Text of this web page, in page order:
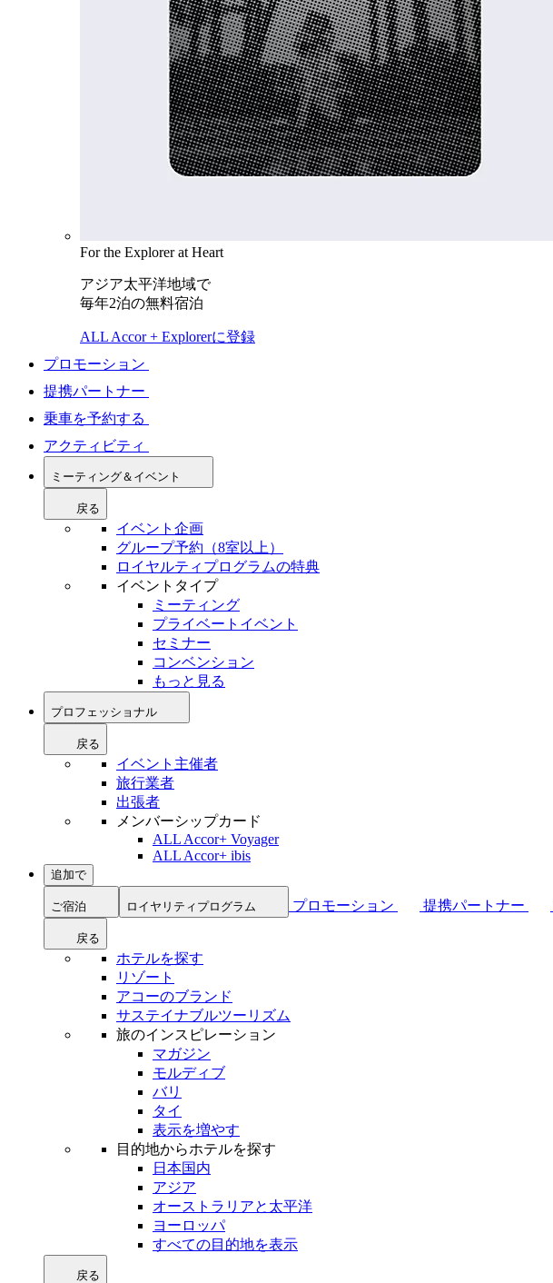
For the Explorer at Heart
アジア太平洋地域で
毎年2泊の無料宿泊
ALL Accor + Explorerに登録
プロモーション
提携パートナー
乗車を予約する
アクティビティ
ミーティング＆イベント
戻る
イベント企画
グループ予約（8室以上）
ロイヤルティプログラムの特典
イベントタイプ
ミーティング
プライベートイベント
セミナー
コンベンション
もっと見る
プロフェッショナル
戻る
イベント主催者
旅行業者
出張者
メンバーシップカード
ALL Accor+ Voyager
ALL Accor+ ibis
追加で
ご宿泊 ロイヤリティプログラム プロモーション 提携パートナー
戻る
ホテルを探す
リゾート
アコーのブランド
サステイナブルツーリズム
旅のインスピレーション
マガジン
モルディブ
バリ
タイ
表示を増やす
目的地からホテルを探す
日本国内
アジア
オーストラリアと太平洋
ヨーロッパ
すべての目的地を表示
戻る